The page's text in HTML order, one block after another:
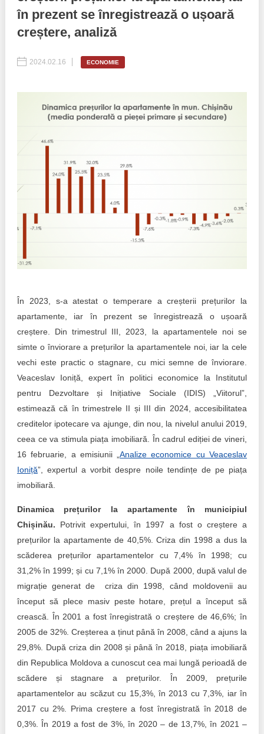
Rapoarte
Manual de proceduri
Organigrama IDIS
Anunțuri
Consiliul consulativ internațional IDIS
Politici regionale
Transparența guvernării locale
Agenda Națională de Business
Puterea hibridă
15 minute de realism economic
Trend Hunter
Aplică la BUNELE PRACTICI
Transparența întreprinderilor de stat
Cele mai bune și cele mai proaste politici locale din
Democrația, independența și transparența instituțiilor
publice-cheie din Moldova
Achiziții publice
Achizițiile publice în vizorul societății civile
în prezent se înregistrează o ușoară
creștere, analiză
2024.02.16 ECONOMIE
În 2023, s-a atestat o temperare a creșterii prețurilor la
apartamente, iar în prezent se înregistrează o ușoară
creștere. Din trimestrul III, 2023, la apartamentele noi se
simte o înviorare a prețurilor la apartamentele noi, iar la cele
vechi este practic o stagnare, cu mici semne de înviorare.
Veaceslav Ioniță, expert în politici economice la Institutul
pentru Dezvoltare și Inițiative Sociale (IDIS) „Viitorul”,
estimează că în trimestrele II și III din 2024, accesibilitatea
creditelor ipotecare va ajunge, din nou, la nivelul anului 2019,
ceea ce va stimula piața imobiliară. În cadrul ediției de vineri,
16 februarie, a emisiunii „Analize economice cu Veaceslav
Ioniță”, expertul a vorbit despre noile tendințe de pe piața
imobiliară.
Dinamica prețurilor la apartamente în municipiul
Chișinău. Potrivit expertului, în 1997 a fost o creștere a
prețurilor la apartamente de 40,5%. Criza din 1998 a dus la
scăderea prețurilor apartamentelor cu 7,4% în 1998; cu
31,2% în 1999; și cu 7,1% în 2000. După 2000, după valul de
migrație generat de criza din 1998, când moldovenii au
început să plece masiv peste hotare, prețul a început să
crească. În 2001 a fost înregistrată o creștere de 46,6%; în
2005 de 32%. Creșterea a ținut până în 2008, când a ajuns la
29,8%. După criza din 2008 și până în 2018, piața imobiliară
din Republica Moldova a cunoscut cea mai lungă perioadă de
scădere și stagnare a prețurilor. În 2009, prețurile
apartamentelor au scăzut cu 15,3%, în 2013 cu 7,3%, iar în
2017 cu 2%. Prima creștere a fost înregistrată în 2018 de
0,3%. În 2019 a fost de 3%, în 2020 – de 13,7%, în 2021 –